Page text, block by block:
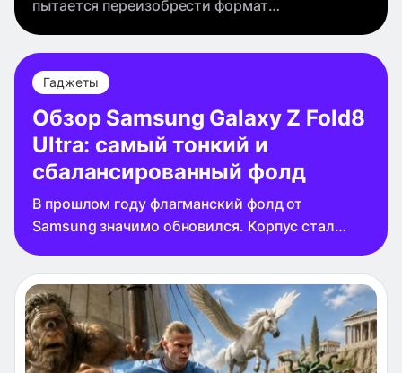
пытается переизобрести формат
до ума уже удачную формулу. Смартфон стал
тоньше и легче, сохранил эффектный дизайн и
большой функциональный внешний экран.
Гаджеты
Обзор Samsung Galaxy Z Fold8
Ultra: самый тонкий и
сбалансированный фолд
В прошлом году флагманский фолд от
Samsung значимо обновился. Корпус стал
основной камеры выросло до 200 Мп.
Смартфон повзрослел и стал одним из самых
удобных фолдов на рынке. Новое поколение
же Samsung Galaxy Z Fold8 обзавелось
приставкой Ultra и окончательно попрощалось